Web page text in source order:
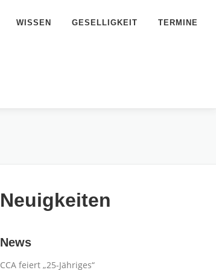
WISSEN GESELLIGKEIT TERMINE
Neuigkeiten
News
CCA feiert „25-Jähriges“